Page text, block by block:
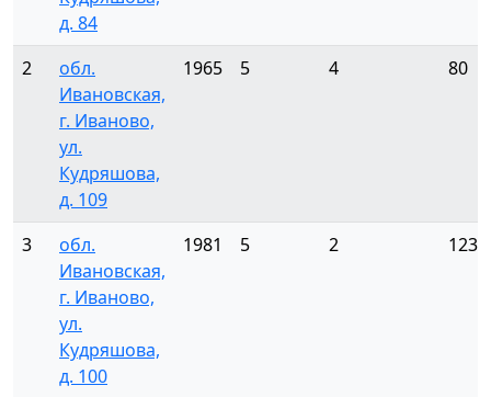
д. 84
2
обл.
Ивановская,
г. Иваново,
ул.
Кудряшова,
д. 109
1965 5 4 80
3
обл.
Ивановская,
г. Иваново,
ул.
Кудряшова,
д. 100
1981 5 2 123